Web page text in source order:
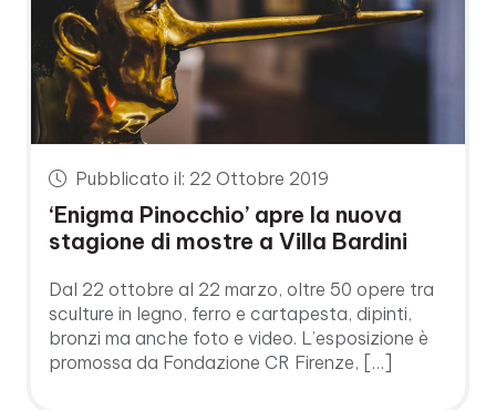
Pubblicato il: 22 Ottobre 2019
‘Enigma Pinocchio’ apre la nuova
stagione di mostre a Villa Bardini
Dal 22 ottobre al 22 marzo, oltre 50 opere tra
sculture in legno, ferro e cartapesta, dipinti,
bronzi ma anche foto e video. L’esposizione è
promossa da Fondazione CR Firenze, […]